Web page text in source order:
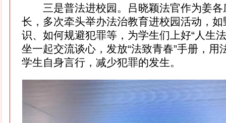
三是普法进校园。吕晓颖法官作为姜各
长，多次牵头举办法治教育进校园活动，
识、如何规避犯罪等，为学生们上好“人生
坐一起交流谈心，发放“法致青春”手册，用
学生自身言行，减少犯罪的发生。